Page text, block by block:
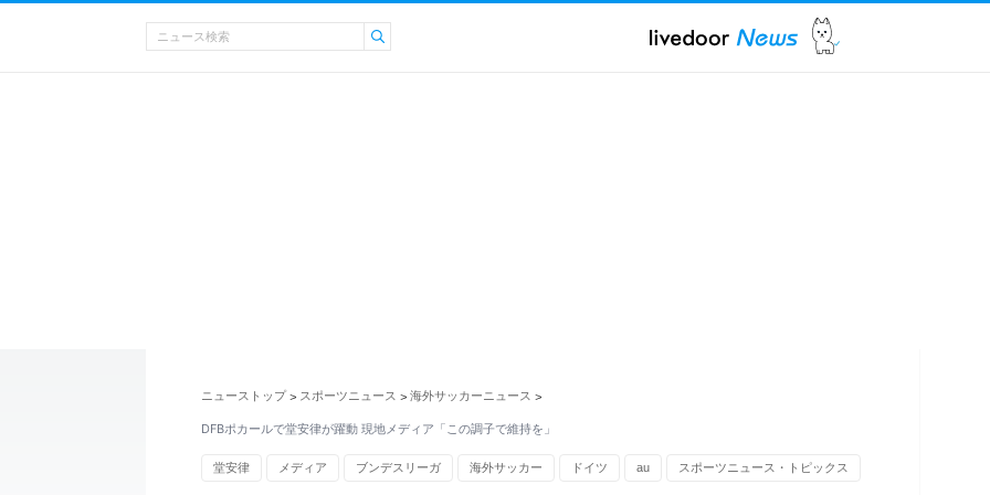
ニューストップ > スポーツニュース > 海外サッカーニュース >
DFBポカールで堂安律が躍動 現地メディア「この調子で維持を」
堂安律 メディア ブンデスリーガ 海外サッカー ドイツ au スポーツニュース・トピックス